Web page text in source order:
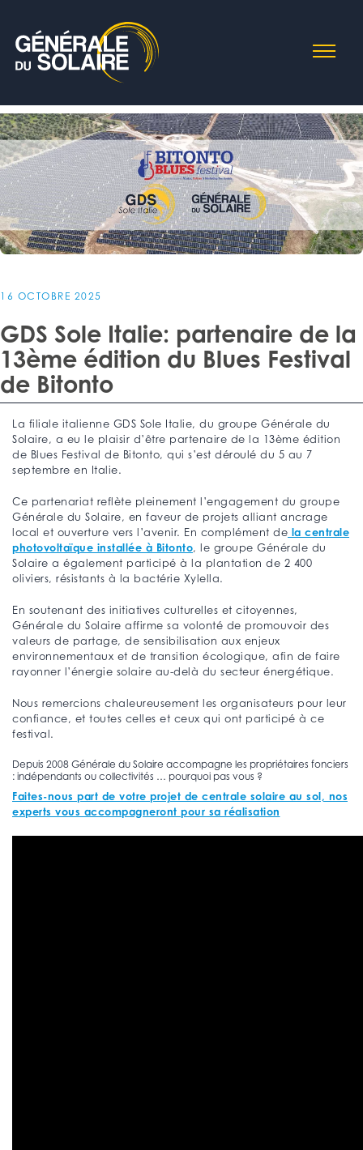
16 OCTOBRE 2025
GDS Sole Italie: partenaire de la
13ème édition du Blues Festival
de Bitonto
La filiale italienne GDS Sole Italie, du groupe Générale du
Solaire, a eu le plaisir d’être partenaire de la 13ème édition
de Blues Festival de Bitonto, qui s’est déroulé du 5 au 7
septembre en Italie.
Ce partenariat reflète pleinement l’engagement du groupe
Générale du Solaire, en faveur de projets alliant ancrage
local et ouverture vers l’avenir. En complément de la centrale
photovoltaïque installée à Bitonto, le groupe Générale du
Solaire a également participé à la plantation de 2 400
oliviers, résistants à la bactérie Xylella.
En soutenant des initiatives culturelles et citoyennes,
Générale du Solaire affirme sa volonté de promouvoir des
valeurs de partage, de sensibilisation aux enjeux
environnementaux et de transition écologique, afin de faire
rayonner l’énergie solaire au-delà du secteur énergétique.
Nous remercions chaleureusement les organisateurs pour leur
confiance, et toutes celles et ceux qui ont participé à ce
festival.
Depuis 2008 Générale du Solaire accompagne les propriétaires fonciers
: indépendants ou collectivités … pourquoi pas vous ?
Faites-nous part de votre projet de centrale solaire au sol, nos
experts vous accompagneront pour sa réalisation